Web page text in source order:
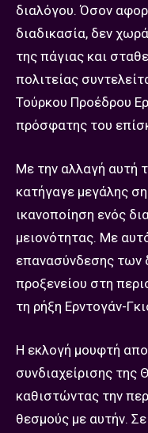
διαλόγου. Όσον
διαδικασία, δεν
της πάγιας και
πολιτείας
Τούρκου Προέδρου
πρόσφατης του
Με την αλλαγή αυτή
κατήγαγε μεγάλης
ικανοποίηση ενός
μειονότητας. Με
επανασύνδεσης των
προξενείου στη
τη ρήξη Ερντογάν-
Η εκλογή μουφτή
συνδιαχείρισης της
καθιστώντας την
θεσμούς με αυτήν.